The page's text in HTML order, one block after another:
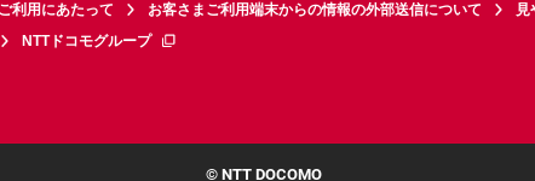
利用にあたって お客さまご利用端末からの情報の外部送信について
見
NTTドコモグループ
© NTT DOCOMO